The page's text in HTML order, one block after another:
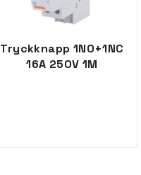
Tryckknapp 1NO+1NC
16A 250V 1M